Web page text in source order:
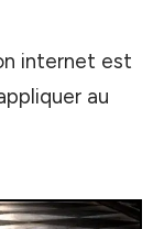
internet est
au